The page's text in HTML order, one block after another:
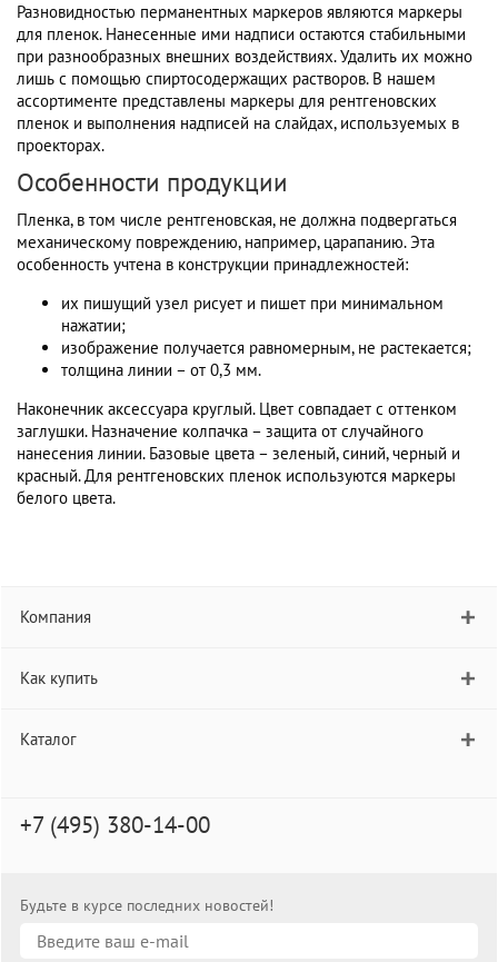
Разновидностью перманентных маркеров являются маркеры
для пленок. Нанесенные ими надписи остаются стабильными
при разнообразных внешних воздействиях. Удалить их можно
лишь с помощью спиртосодержащих растворов. В нашем
ассортименте представлены маркеры для рентгеновских
пленок и выполнения надписей на слайдах, используемых в
проекторах.
Особенности продукции
Пленка, в том числе рентгеновская, не должна подвергаться
механическому повреждению, например, царапанию. Эта
особенность учтена в конструкции принадлежностей:
их пишущий узел рисует и пишет при минимальном
нажатии;
изображение получается равномерным, не растекается;
толщина линии – от 0,3 мм.
Наконечник аксессуара круглый. Цвет совпадает с оттенком
заглушки. Назначение колпачка – защита от случайного
нанесения линии. Базовые цвета – зеленый, синий, черный и
красный. Для рентгеновских пленок используются маркеры
белого цвета.
Компания
Как купить
Каталог
+7 (495) 380-14-00
Будьте в курсе последних новостей!